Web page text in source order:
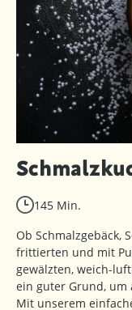
145 Min.
Ob Schmalzgebäck,
frittierten und mit
gewälzten, weich-
ein guter Grund, um
Mit unserem